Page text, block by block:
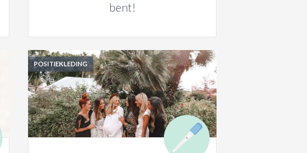
bent!
POSITIEKLEDING